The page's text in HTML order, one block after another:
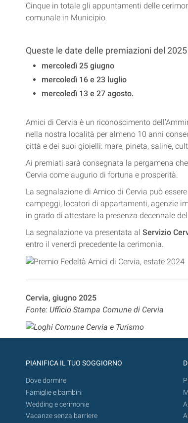
Cinque in totale gli appuntamenti delle
comunale in Municipio.
Queste le date delle premiazioni del 2025
mercoledì 25 giugno
mercoledì 16 e 23 luglio
mercoledì 13 e 27 agosto.
Amici di Cervia è un riconoscimento
nella nostra località per almeno 10 anni
città e dei suoi gioielli: mare, pineta, saline,
Ai premiati sarà consegnata la pergamena
Cervia come augurio di fortuna e prosperità.
La segnalazione di Amico di Cervia può
campeggi, locatori di appartamenti, agenzie
in grado di attestare la presenza decennale
La segnalazione va presentata al Servizio
entro il venerdì precedente la cerimonia.
Cervia, giugno 2025
Fonte: Ufficio Stampa Comune di Cervia
PIANIFICA IL TUO SOGGIORNO
Dove dormire
Famiglie e bambini
Wedding e cerimonie
Vacanze senza barriere